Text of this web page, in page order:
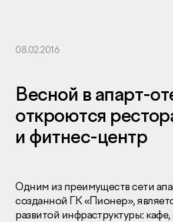
08.02.2016
Весной в апарт-
откроются
и фитнес-центр
Одним из преимуществ сети
созданной ГК «Пионер»,
развитой инфраструктуры: